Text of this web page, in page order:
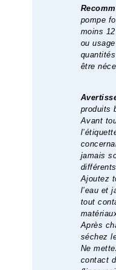
pompe
moins
ou
être
produits
Avant
jamais
Ajoutez
l’eau et
tout
Après
séchez
Ne
contact